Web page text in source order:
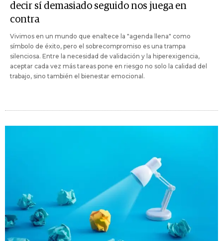
decir sí demasiado seguido nos juega en
contra
Vivimos en un mundo que enaltece la "agenda llena" como
símbolo de éxito, pero el sobrecompromiso es una trampa
silenciosa. Entre la necesidad de validación y la hiperexigencia,
aceptar cada vez más tareas pone en riesgo no solo la calidad del
trabajo, sino también el bienestar emocional.